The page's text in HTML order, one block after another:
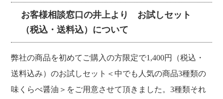
お客様相談窓口の井上より お試しセット
（税込・送料込）について
弊社の商品を初めてご購入の方限定で1,400円（税込・
送料込み）のお試しセット＜中でも人気の商品3種類の
味くらべ醤油＞をご用意させて頂きました。3種類それ